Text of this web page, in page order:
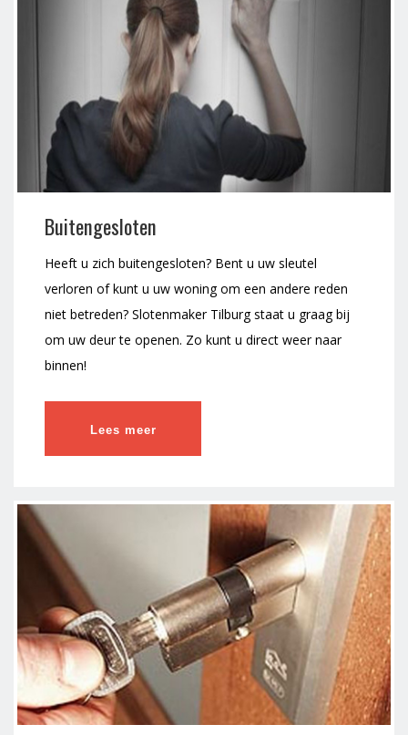
Buitengesloten
Heeft u zich buitengesloten? Bent u uw sleutel
verloren of kunt u uw woning om een andere reden
niet betreden? Slotenmaker Tilburg staat u graag bij
om uw deur te openen. Zo kunt u direct weer naar
binnen!
Lees meer